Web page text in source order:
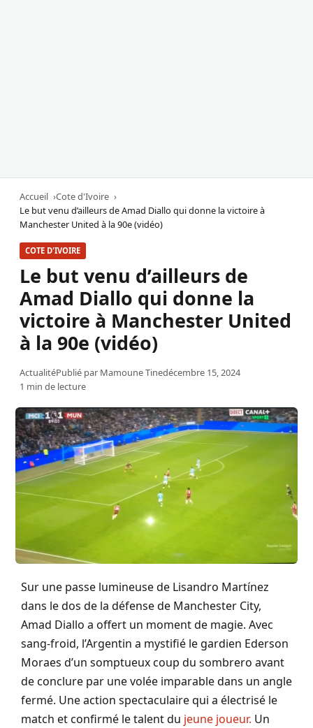
Accueil
Cote d'Ivoire
Le but venu d’ailleurs de Amad Diallo qui donne la victoire à
Manchester United à la 90e (vidéo)
COTE D'IVOIRE
Le but venu d’ailleurs de
Amad Diallo qui donne la
victoire à Manchester United
à la 90e (vidéo)
ActualitéPublié par Mamoune Tinedécembre 15, 2024
1 min de lecture
Sur une passe lumineuse de Lisandro Martínez
dans le dos de la défense de Manchester City,
Amad Diallo a offert un moment de magie. Avec
sang-froid, l’Argentin a mystifié le gardien Ederson
Moraes d’un somptueux coup du sombrero avant
de conclure par une volée imparable dans un angle
fermé. Une action spectaculaire qui a électrisé le
match et confirmé le talent du jeune joueur. Un